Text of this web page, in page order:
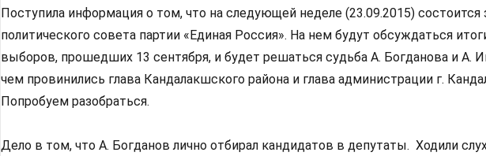
Поступила информация о том, что на следующей неделе (23.09.2015) состоится
политического совета партии «Единая Россия». На нем будут обсуждаться
выборов, прошедших 13 сентября, и будет решаться судьба А. Богданова и А.
чем провинились глава Кандалакшского района и глава администрации г.
Попробуем разобраться.
Дело в том, что А. Богданов лично отбирал кандидатов в депутаты. Ходили